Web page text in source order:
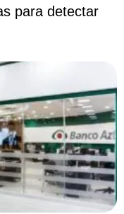
para detectar